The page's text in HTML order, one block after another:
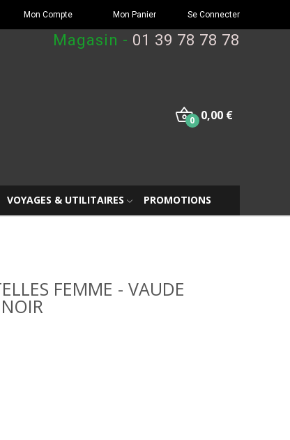
Mon Compte Mon Panier Se Connecter
Magasin - 01 39 78 78 78
0,00 €
0
VOYAGES & UTILITAIRES PROMOTIONS
FEMME - VAUDE